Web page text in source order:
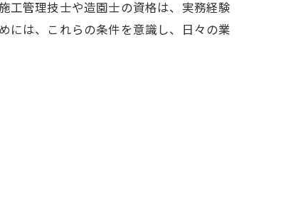
工管理技士や造園士の資格は、実務経験
には、これらの条件を意識し、日々の業